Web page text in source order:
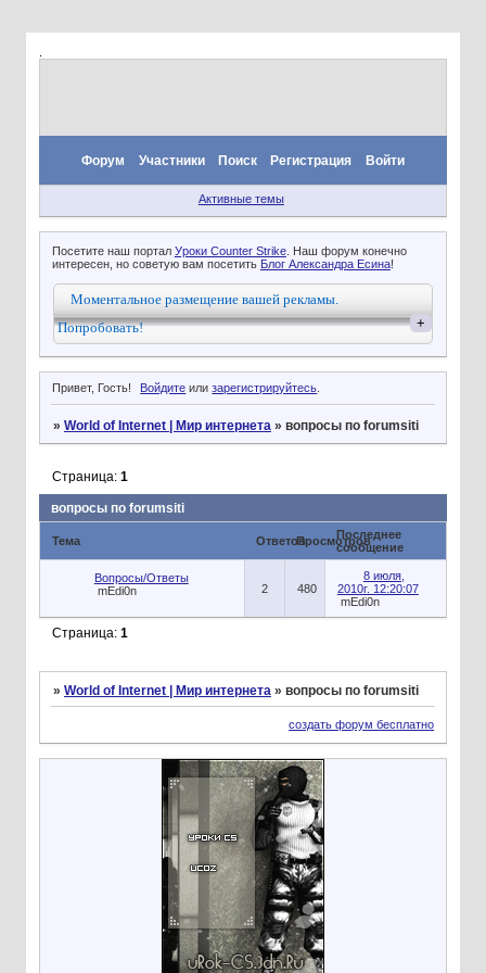
Форум Участники Поиск Регистрация Войти
Активные темы
Посетите наш портал Уроки Counter Strike. Наш форум конечно
интересен, но советую вам посетить Блог Александра Есина!
Моментальное размещение вашей рекламы.
Попробовать!
+
Привет, Гость! Войдите илизарегистрируйтесь.
» World of Internet | Мир интернета » вопросы по forumsiti
вопросы по forumsiti
Страница: 1
Тема ОтветовПросмотровПоследнее
сообщение
Вопросы/Ответы
mEdi0n
2 480
8 июля,
2010г. 12:20:07
mEdi0n
Страница: 1
» World of Internet | Мир интернета » вопросы по forumsiti
создать форум бесплатно